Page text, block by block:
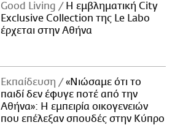
Good Living
Η εμβληματική City
Exclusive Collection της Le Labo
έρχεται στην Αθήνα
Εκπαίδευση
«Νιώσαμε ότι το
παιδί δεν έφυγε ποτέ από την
Αθήνα»: Η εμπειρία οικογενειών
που επέλεξαν σπουδές στην Κύπρο